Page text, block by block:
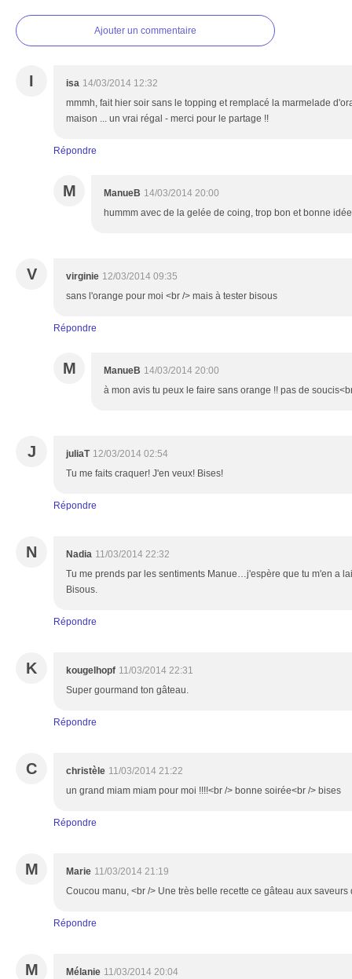
Ajouter un commentaire
I isa 14/03/2014 12:32
mmmh, fait hier soir sans le topping et remplacé la marmelade
maison ... un vrai régal - merci pour le partage !!
Répondre
M ManueB 14/03/2014 20:00
hummm avec de la gelée de coing, trop bon et bonne
V virginie 12/03/2014 09:35
sans l'orange pour moi <br /> mais à tester bisous
Répondre
M ManueB 14/03/2014 20:00
à mon avis tu peux le faire sans orange !! pas de
J juliaT 12/03/2014 02:54
Tu me faits craquer! J'en veux! Bises!
Répondre
N Nadia 11/03/2014 22:32
Tu me prends par les sentiments Manue…j'espère que tu m'en a
Bisous.
Répondre
K kougelhopf 11/03/2014 22:31
Super gourmand ton gâteau.
Répondre
C christèle 11/03/2014 21:22
un grand miam miam pour moi !!!!<br /> bonne soirée<br /> bises
Répondre
M Marie 11/03/2014 21:19
Coucou manu, <br /> Une très belle recette ce gâteau aux
Répondre
M Mélanie 11/03/2014 20:04